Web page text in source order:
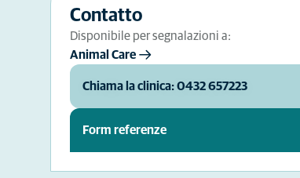
Contatto
Disponibile per segnalazioni a:
Animal Care
Chiama la clinica: 0432 657223
Form referenze